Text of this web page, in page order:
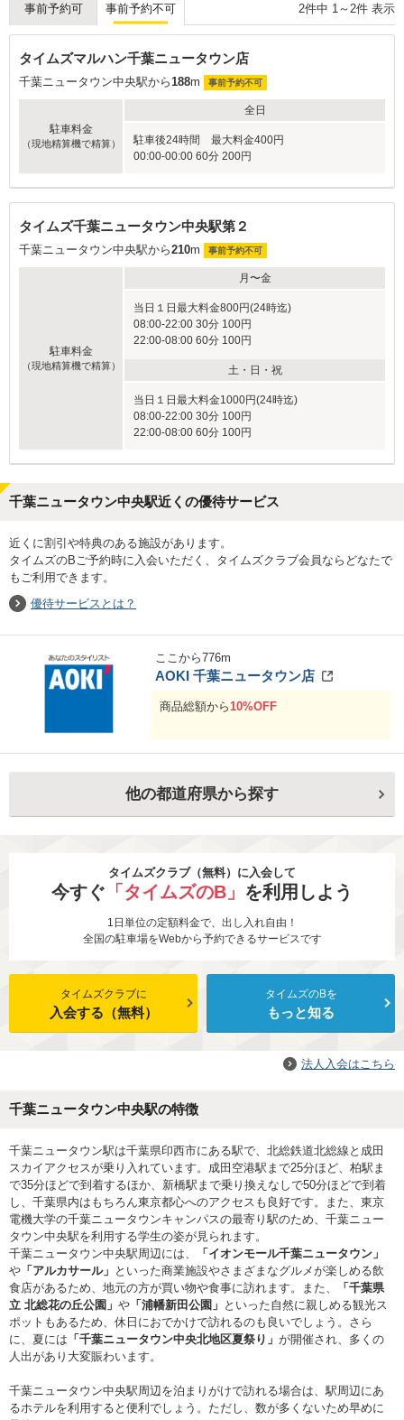
事前予約可 事前予約不可 2件中 1 ～ 2件 表示
タイムズマルハン千葉ニュータウン店
千葉ニュータウン中央駅から188m 事前予約不可
駐車料金
（現地精算機で精算）
全日
駐車後24時間 最大料金400円
00:00-00:00 60分 200円
タイムズ千葉ニュータウン中央駅第２
千葉ニュータウン中央駅から210m 事前予約不可
駐車料金
（現地精算機で精算）
月〜金
当日１日最大料金800円(24時迄)
08:00-22:00 30分 100円
22:00-08:00 60分 100円
土・日・祝
当日１日最大料金1000円(24時迄)
08:00-22:00 30分 100円
22:00-08:00 60分 100円
千葉ニュータウン中央駅近くの優待サービス
近くに割引や特典のある施設があります。
タイムズのBご予約時に入会いただく、タイムズクラブ会員ならどなたで
もご利用できます。
優待サービスとは？
ここから776m
AOKI 千葉ニュータウン店
商品総額から10%OFF
他の都道府県から探す
タイムズクラブ（無料）に入会して
今すぐ 「タイムズのB」 を利用しよう
1日単位の定額料金で、出し入れ自由！
全国の駐車場をWebから予約できるサービスです
タイムズクラブに
入会する（無料）
タイムズのBを
もっと知る
法人入会はこちら
千葉ニュータウン中央駅の特徴
千葉ニュータウン駅は千葉県印西市にある駅で、北総鉄道北総線と成田
スカイアクセスが乗り入れています。成田空港駅まで25分ほど、柏駅ま
で35分ほどで到着するほか、新橋駅まで乗り換えなしで50分ほどで到着
し、千葉県内はもちろん東京都心へのアクセスも良好です。また、東京
電機大学の千葉ニュータウンキャンパスの最寄り駅のため、千葉ニュー
タウン中央駅を利用する学生の姿が見られます。
千葉ニュータウン中央駅周辺には、
「イオンモール千葉ニュータウン」
や 「アルカサール」 といった商業施設やさまざまなグルメが楽しめる飲
食店があるため、地元の方が買い物や食事に訪れます。また、
「千葉県
立 北総花の丘公園」 や 「浦幡新田公園」 といった自然に親しめる観光ス
ポットもあるため、休日におでかけで訪れるのも良いでしょう。さら
に、夏には 「千葉ニュータウン中央北地区夏祭り」 が開催され、多くの
人出があり大変賑わいます。
千葉ニュータウン中央駅周辺を泊まりがけで訪れる場合は、駅周辺にあ
るホテルを利用すると便利でしょう。ただし、数が多くないため早めに